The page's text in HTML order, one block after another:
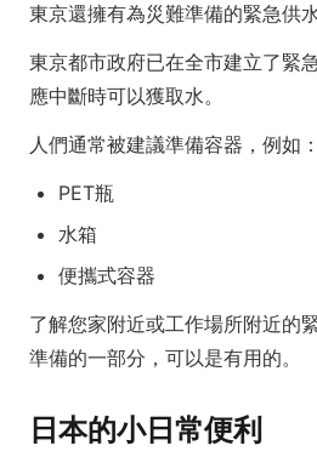
東京還擁有為災難準備的緊急供水
東京都市政府已在全市建立了緊
應中斷時可以獲取水。
人們通常被建議準備容器，例如：
PET瓶
水箱
便攜式容器
了解您家附近或工作場所附近的
準備的一部分，可以是有用的。
日本的小日常便利